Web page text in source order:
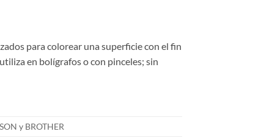
para colorear una superficie con el fin
en bolígrafos o con pinceles; sin
y BROTHER